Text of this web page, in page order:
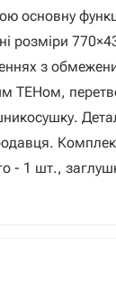
основну
розміри
з
ТЕНом,
- 1 шт.,